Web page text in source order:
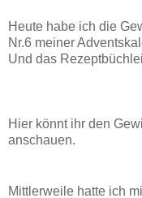
Heute habe ich die
Nr.6 meiner
Und das
Hier könnt ihr den
anschauen.
Mittlerweile hatte ich